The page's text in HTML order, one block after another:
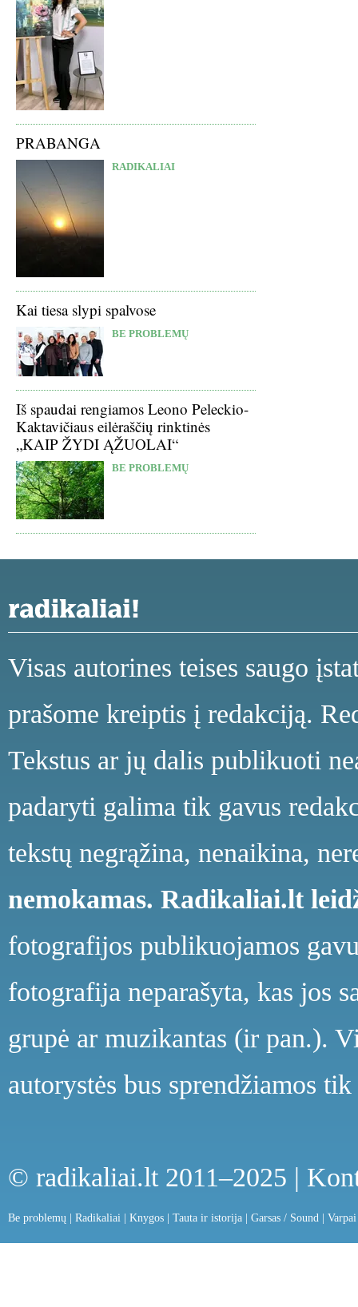
PRABANGA
RADIKALIAI
Kai tiesa slypi spalvose
BE PROBLEMŲ
Iš spaudai rengiamos Leono Peleckio-
Kaktavičiaus eilėraščių rinktinės
„KAIP ŽYDI ĄŽUOLAI“
BE PROBLEMŲ
Visas autorines teises saugo
prašome kreiptis į redakciją.
Tekstus ar jų dalis publikuoti
padaryti galima tik gavus
tekstų negrąžina, nenaikina,
nemokamas. Radikaliai.lt
fotografijos publikuojamos
fotografija neparašyta, kas jos
grupė ar muzikantas (ir pan.).
autorystės bus sprendžiamos
© radikaliai.lt 2011–2025 |
Be problemų Radikaliai Knygos Tauta ir istorija Garsas / Sound Varpai